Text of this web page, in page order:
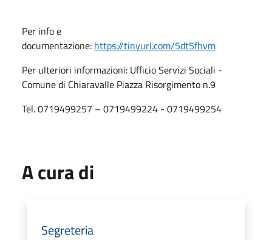
Per info e
documentazione: https://tinyurl.com/5dt5fhvm
Per ulteriori informazioni: Ufficio Servizi Sociali -
Comune di Chiaravalle Piazza Risorgimento n.9
Tel. 0719499257 – 0719499224 - 0719499254
A cura di
Segreteria